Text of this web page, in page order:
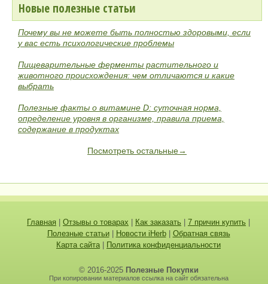
Новые полезные статьи
Почему вы не можете быть полностью здоровыми, если
у вас есть психологические проблемы
Пищеварительные ферменты растительного и
животного происхождения: чем отличаются и какие
выбрать
Полезные факты о витамине D: суточная норма,
определение уровня в организме, правила приема,
содержание в продуктах
Посмотреть остальные→
Главная Отзывы о товарах Как заказать 7 причин купить
Полезные статьи| Новости iHerb| Обратная связь
Карта сайта| Политика конфиденциальности
© 2016-2025 Полезные Покупки
При копировании материалов ссылка на сайт обязательна